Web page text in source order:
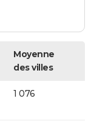
Moyenne
des villes
1 076